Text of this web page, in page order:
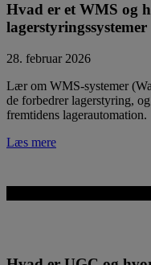
Hvad er et WMS og
lagerstyringssystemer
28. februar 2026
Lær om WMS-systemer
de forbedrer lagerstyring,
fremtidens lagerautomation.
Læs mere